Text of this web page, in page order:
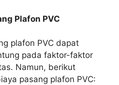
Plafon PVC
plafon PVC dapat
pada faktor-faktor
Namun, berikut
pasang plafon PVC: